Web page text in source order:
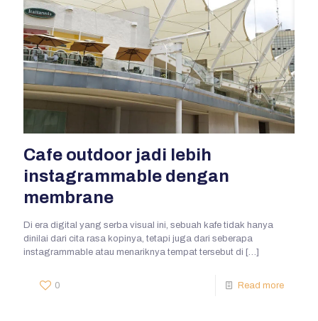
Cafe outdoor jadi lebih
instagrammable dengan
membrane
Di era digital yang serba visual ini, sebuah kafe tidak hanya
dinilai dari cita rasa kopinya, tetapi juga dari seberapa
instagrammable atau menariknya tempat tersebut di […]
0 Read more